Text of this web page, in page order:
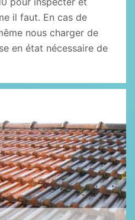
il faut. En cas de
nous charger de
en état nécessaire de